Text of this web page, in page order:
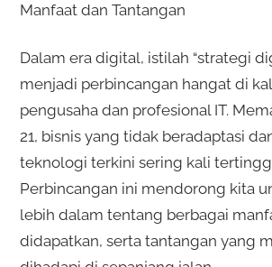
Manfaat dan Tantangan
Dalam era digital, istilah “strategi
menjadi perbincangan hangat di
pengusaha dan profesional IT.
21, bisnis yang tidak beradaptasi
teknologi terkini sering kali
Perbincangan ini mendorong kita
lebih dalam tentang berbagai
didapatkan, serta tantangan yang